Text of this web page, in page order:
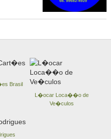
Brasil
L�ocar Loca��o de
Ve�culos